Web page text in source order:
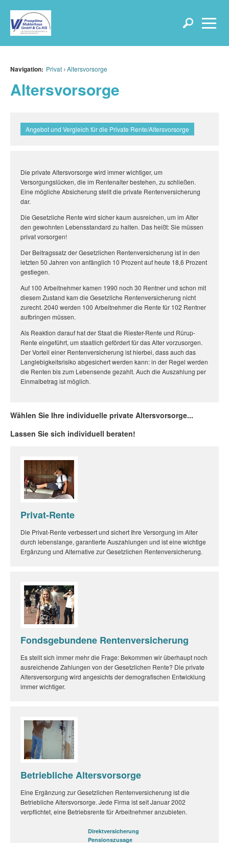
Navigation: Privat Altersvorsorge
Altersvorsorge
Angebot und Vergleich für die Private Rente/Altersvorsorge
Die private Altersvorsorge wird immer wichtiger, um
Versorgungslücken, die im Rentenalter bestehen, zu schließen.
Eine mögliche Absicherung stellt die private Rentenversicherung
dar.
Die Gesetzliche Rente wird sicher kaum ausreichen, um im Alter
den gewohnten Lebensstandard zu halten. Das heißt: Sie müssen
privat vorsorgen!
Der Beitragssatz der Gesetzlichen Rentenversicherung ist in den
letzten 50 Jahren von anfänglich 10 Prozent auf heute 18,6 Prozent
gestiegen.
Auf 100 Arbeitnehmer kamen 1990 noch 30 Rentner und schon mit
diesem Zustand kam die Gesetzliche Rentenversicherung nicht
zurecht. 2040 werden 100 Arbeitnehmer die Rente für 102 Rentner
aufbringen müssen.
Als Reaktion darauf hat der Staat die Riester-Rente und Rürup-
Rente eingeführt, um staatlich gefördert für das Alter vorzusorgen.
Der Vorteil einer Rentenversicherung ist hierbei, dass auch das
Langlebigkeitsrisiko abgesichert werden kann: in der Regel werden
die Renten bis zum Lebensende gezahlt. Auch die Auszahlung per
Einmalbetrag ist möglich.
Wählen Sie Ihre individuelle private Altersvorsorge...
Lassen Sie sich individuell beraten!
Privat-Rente
Die Privat-Rente verbessert und sichert Ihre Versorgung im Alter
durch lebenslange, garantierte Auszahlungen und ist eine wichtige
Ergänzung und Alternative zur Gesetzlichen Rentenversicherung.
Fondsgebundene Rentenversicherung
Es stellt sich immer mehr die Frage: Bekommen wir überhaupt noch
ausreichende Zahlungen von der Gesetzlichen Rente? Die private
Altersversorgung wird angesichts der demografischen Entwicklung
immer wichtiger.
Betriebliche Altersvorsorge
Eine Ergänzung zur Gesetzlichen Rentenversicherung ist die
Betriebliche Altersvorsorge. Jede Firma ist seit Januar 2002
verpflichtet, eine Betriebsrente für Arbeitnehmer anzubieten.
Direktversicherung
Pensionszusage